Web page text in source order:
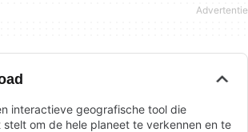
interactieve geografische tool die
om de hele planeet te verkennen en te